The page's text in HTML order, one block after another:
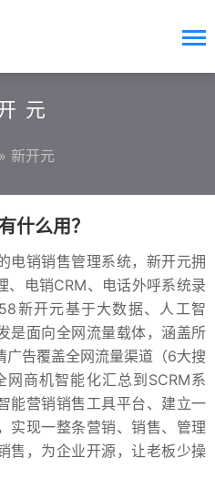
元
» 新开元
什么用？
电销销售管理系统，新开元拥
、电销CRM、电话外呼系统录
新开元基于大数据、人工智
是面向全网流量载体，涵盖所
告覆盖全网流量渠道（6大搜
商机智能化汇总到SCRM系
能营销销售工具平台、建立一
实现一整条营销、销售、管理
售，为企业开源，让老板少操